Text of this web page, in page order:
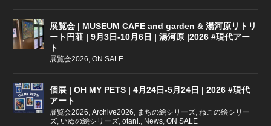
展覧会 | MUSEUM CAFE and garden & 湯河原リトリ
ート円荘 | 9月3日-10月6日 | 湯河原 |2026 #現代アー
ト
展覧会2026 ,ON SALE
個展 | OH MY PETS | 4月24日-5月24日 | 2026 #現代
アート
展覧会2026 ,Archive2026 まちの絵シリーズ ,ねこの絵シリー
ズ いぬの絵シリーズ ,otani. News ,ON SALE